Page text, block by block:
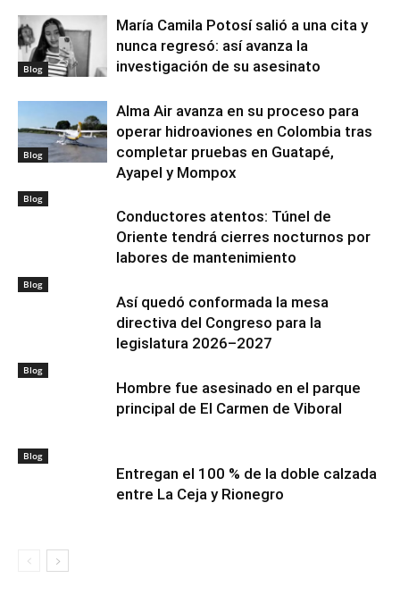
Blog
María Camila Potosí salió a una cita y
nunca regresó: así avanza la
investigación de su asesinato
Blog
Alma Air avanza en su proceso para
operar hidroaviones en Colombia tras
completar pruebas en Guatapé,
Ayapel y Mompox
Blog
Conductores atentos: Túnel de
Oriente tendrá cierres nocturnos por
labores de mantenimiento
Blog
Así quedó conformada la mesa
directiva del Congreso para la
legislatura 2026–2027
Blog
Hombre fue asesinado en el parque
principal de El Carmen de Viboral
Blog
Entregan el 100 % de la doble calzada
entre La Ceja y Rionegro